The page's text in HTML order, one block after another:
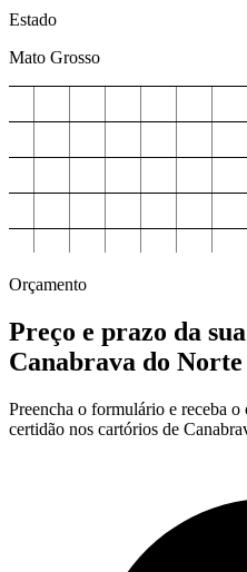
Estado
Mato Grosso
Orçamento
Preço e prazo da
Canabrava do Norte
Preencha o formulário e receba o
certidão nos cartórios de